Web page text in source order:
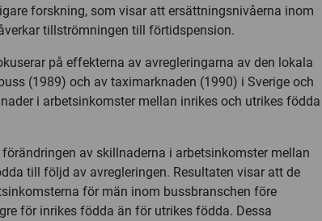
forskning, som visar att ersättningsnivåerna inom
tillströmningen till förtidspension.
på effekterna av avregleringarna av den lokala
(1989) och av taximarknaden (1990) i Sverige och
i arbetsinkomster mellan inrikes och utrikes födda
av skillnaderna i arbetsinkomster mellan
till följd av avregleringen. Resultaten visar att de
för män inom bussbranschen före
för inrikes födda än för utrikes födda. Dessa